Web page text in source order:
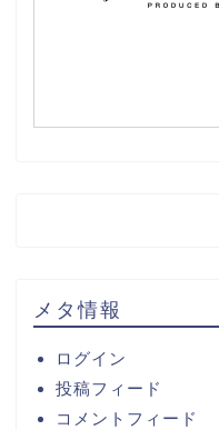
メタ情報
ログイン
投稿フィード
コメントフィード